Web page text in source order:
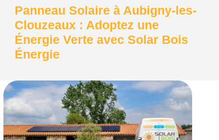
Panneau Solaire à Aubigny-les-
Clouzeaux : Adoptez une
Énergie Verte avec Solar Bois
Énergie